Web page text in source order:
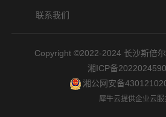
联系我们
Copyright ©2022-2024 长沙斯倍
湘ICP备
湘公网安备
犀牛云提供企业云服